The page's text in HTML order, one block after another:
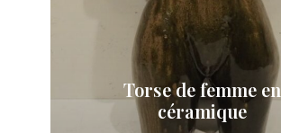
Torse de femme en
céramique